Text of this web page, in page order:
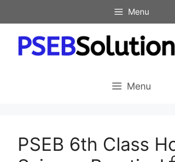
to
content
Menu
Menu
PSEB 6th Class